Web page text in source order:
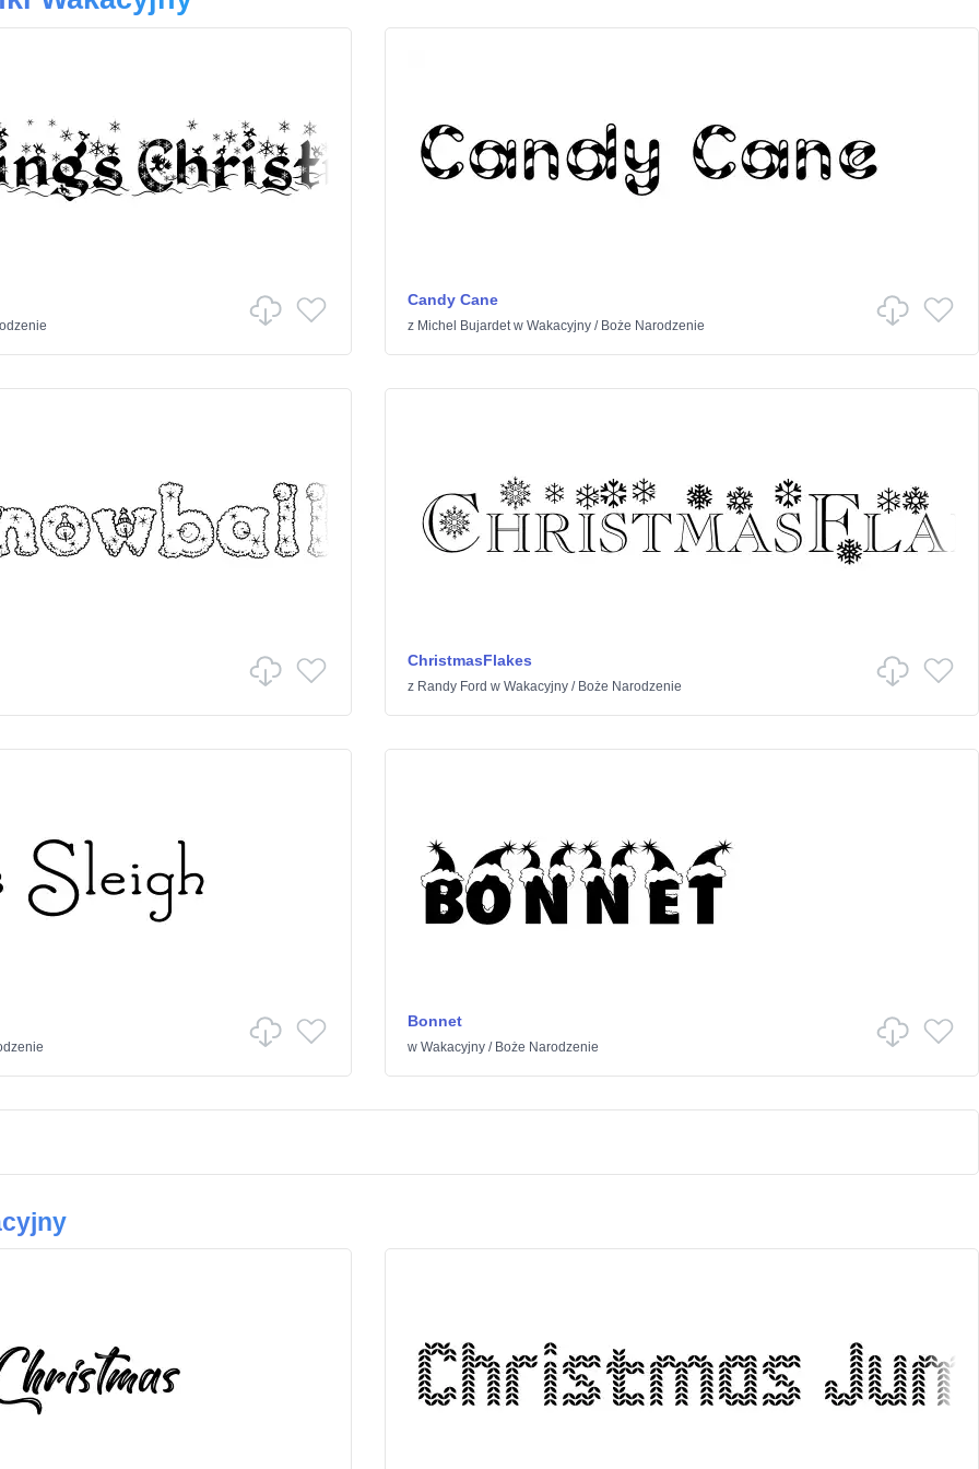
Candy Cane
z Michel Bujardetw Wakacyjny/ Boże Narodzenie
ChristmasFlakes
z Randy Ford w Wakacyjny/ Boże Narodzenie
Bonnet
w Wakacyjny/ Boże Narodzenie